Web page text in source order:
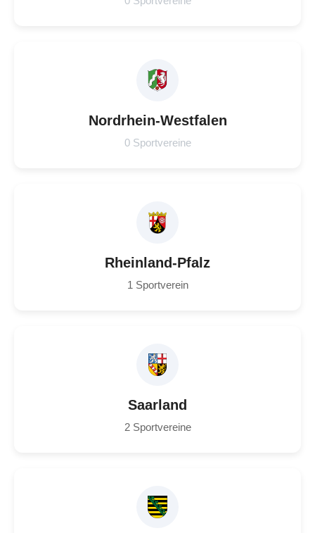
Nordrhein-Westfalen
0 Sportvereine
Rheinland-Pfalz
1 Sportverein
Saarland
2 Sportvereine